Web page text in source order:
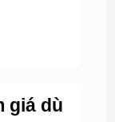
giá dù